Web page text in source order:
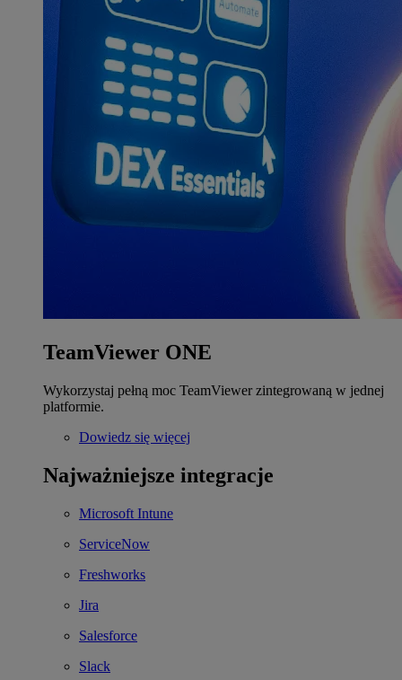
TeamViewer ONE
Wykorzystaj pełną moc TeamViewer zintegrowaną w jednej
platformie.
Dowiedz się więcej
Najważniejsze integracje
Microsoft Intune
ServiceNow
Freshworks
Jira
Salesforce
Slack